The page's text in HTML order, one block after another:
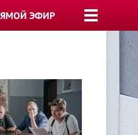
ЭФИР